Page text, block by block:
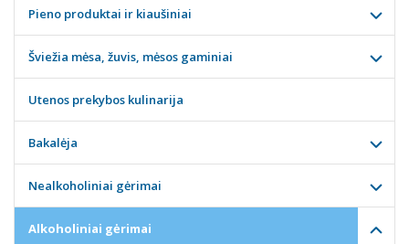
Pieno produktai ir kiaušiniai
Šviežia mėsa, žuvis, mėsos gaminiai
Utenos prekybos kulinarija
Bakalėja
Nealkoholiniai gėrimai
Alkoholiniai gėrimai